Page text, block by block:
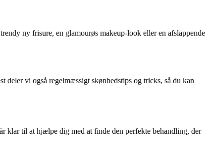
ny frisure, en glamourøs makeup-look eller en afslappende
deler vi også regelmæssigt skønhedstips og tricks, så du kan
klar til at hjælpe dig med at finde den perfekte behandling, der